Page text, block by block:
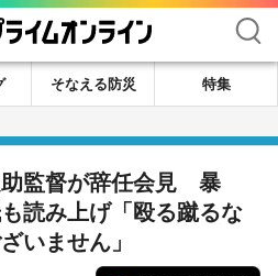
検索
そなえる防災
特集
助監督が辞任会見 暴
読み上げ「殴る蹴るな
いません」